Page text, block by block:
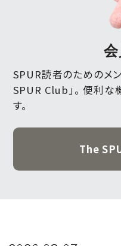
SPUR読者のためのメ
SPUR Club」。 便利な
す。
The